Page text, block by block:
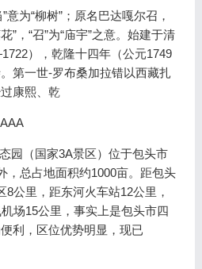
为“柳树”；原名巴达嘎尔召，
”，“召”为“庙宇”之意。始建于清
），乾隆十四年（公元1749
第一世-罗布桑加拉错以西藏扎
康熙、乾
（国家3A景区）位于包头市
，总占地面积约1000亩。距包头
公里，距东河火车站12公里，
场15公里，事实上是包头市四
利，区位优势明显，现已